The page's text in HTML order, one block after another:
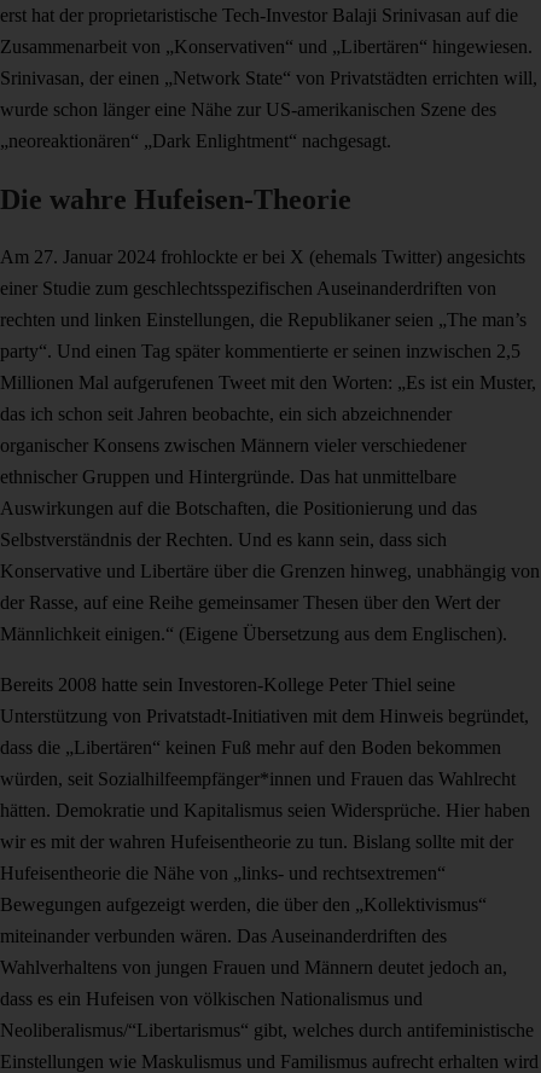
erst hat der proprietaristische Tech-Investor Balaji Srinivasan auf die
Zusammenarbeit von „Konservativen“ und „Libertären“ hingewiesen.
Srinivasan, der einen „Network State“ von Privatstädten errichten will,
wurde schon länger eine Nähe zur US-amerikanischen Szene des
„neoreaktionären“ „Dark Enlightment“ nachgesagt.
Die wahre Hufeisen-Theorie
Am 27. Januar 2024 frohlockte er bei X (ehemals Twitter) angesichts
einer Studie zum geschlechtsspezifischen Auseinanderdriften von
rechten und linken Einstellungen, die Republikaner seien „The man’s
party“. Und einen Tag später kommentierte er seinen inzwischen 2,5
Millionen Mal aufgerufenen Tweet mit den Worten: „Es ist ein Muster,
das ich schon seit Jahren beobachte, ein sich abzeichnender
organischer Konsens zwischen Männern vieler verschiedener
ethnischer Gruppen und Hintergründe. Das hat unmittelbare
Auswirkungen auf die Botschaften, die Positionierung und das
Selbstverständnis der Rechten. Und es kann sein, dass sich
Konservative und Libertäre über die Grenzen hinweg, unabhängig von
der Rasse, auf eine Reihe gemeinsamer Thesen über den Wert der
Männlichkeit einigen.“ (Eigene Übersetzung aus dem Englischen).
Bereits 2008 hatte sein Investoren-Kollege Peter Thiel seine
Unterstützung von Privatstadt-Initiativen mit dem Hinweis begründet,
dass die „Libertären“ keinen Fuß mehr auf den Boden bekommen
würden, seit Sozialhilfeempfänger*innen und Frauen das Wahlrecht
hätten. Demokratie und Kapitalismus seien Widersprüche. Hier haben
wir es mit der wahren Hufeisentheorie zu tun. Bislang sollte mit der
Hufeisentheorie die Nähe von „links- und rechtsextremen“
Bewegungen aufgezeigt werden, die über den „Kollektivismus“
miteinander verbunden wären. Das Auseinanderdriften des
Wahlverhaltens von jungen Frauen und Männern deutet jedoch an,
dass es ein Hufeisen von völkischen Nationalismus und
Neoliberalismus/“Libertarismus“ gibt, welches durch antifeministische
Einstellungen wie Maskulismus und Familismus aufrecht erhalten wird